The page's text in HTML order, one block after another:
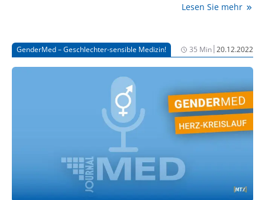
Subvariante hingegen kann Kardiomyozyten so
effektiv infizieren wie die frühere Delta-Variante.
Verantwortlich dafür sind zusätzliche Mutationen –
vor allem im Spike-Protein, die die Infektiosität und
zellschädigende Wirkung von BA.5 stärken.
Veröffentlicht wurden die Ergebnisse in der Nature-
Zeitschrift „Signal Transduction and Targeted
Lesen Sie mehr
GenderMed – Geschlechter-sensible Medizin! 35 Min|20.12.2022